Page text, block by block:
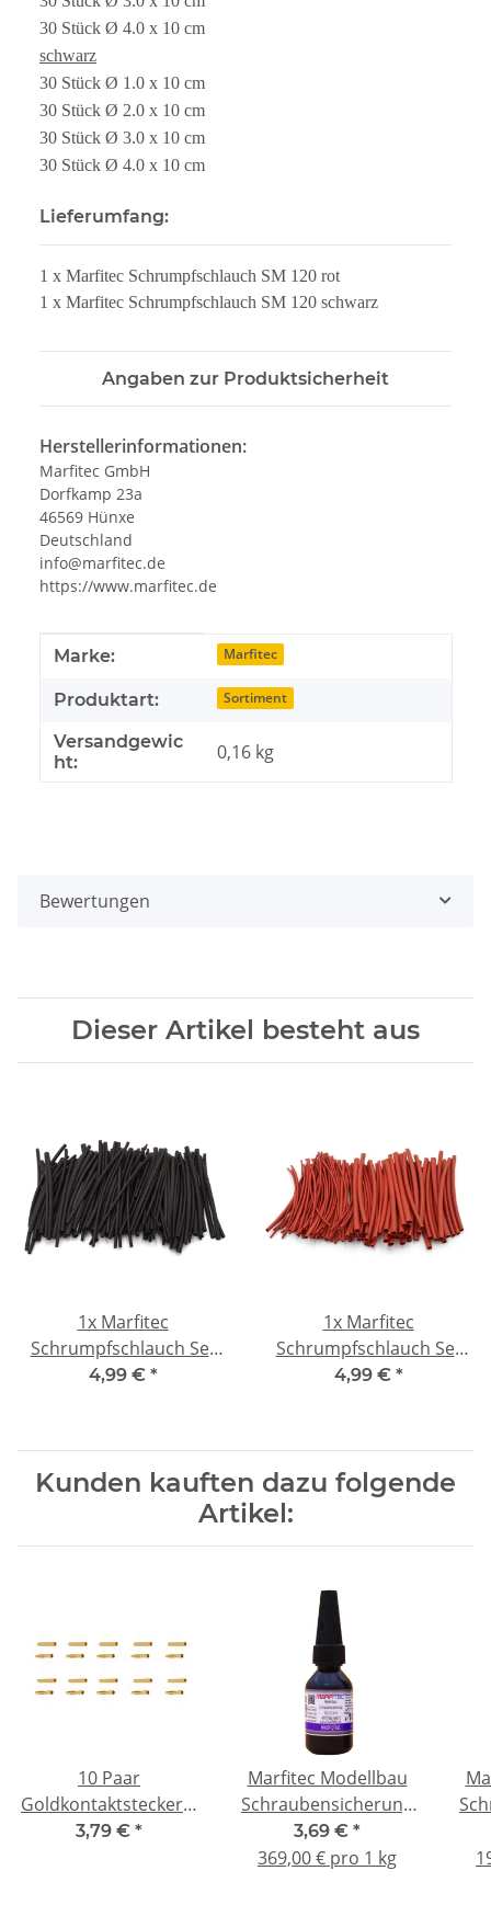
30 Stück Ø 4.0 x 10 cm
schwarz
30 Stück Ø 1.0 x 10 cm
30 Stück Ø 2.0 x 10 cm
30 Stück Ø 3.0 x 10 cm
30 Stück Ø 4.0 x 10 cm
Lieferumfang:
1 x Marfitec Schrumpfschlauch SM 120 rot
1 x Marfitec Schrumpfschlauch SM 120 schwarz
Angaben zur Produktsicherheit
Herstellerinformationen:
Marfitec GmbH
Dorfkamp 23a
46569 Hünxe
Deutschland
info@marfitec.de
https://www.marfitec.de
Produkteigenschaft
Wert
Marke: Marfitec
Produktart: Sortiment
Versandgewic
ht:
0,16 kg
Bewertungen
Dieser Artikel besteht aus
1x Marfitec
Schrumpfschlauch Set
SM 120 tlg. schwarz
4,99 € *
1x Marfitec
Schrumpfschlauch Set
SM 120 tlg. rot
4,99 € *
Kunden kauften dazu folgende
Artikel:
10 Paar
Goldkontaktstecker 2
mm (kurz)
3,79 € *
Marfitec Modellbau
Schraubensicherung
10g - niedrigfest
3,69 € *
369,00 € pro 1 kg